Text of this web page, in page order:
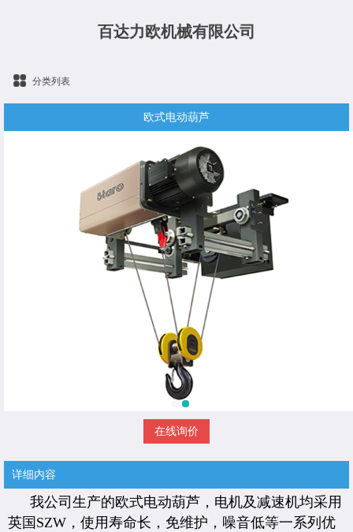
百达力欧机械有限公司
分类列表
欧式电动葫芦
在线询价
详细内容
我公司生产的欧式电动葫芦，电机及减速机均采用
英国SZW，使用寿命长，免维护，噪音低等一系列优